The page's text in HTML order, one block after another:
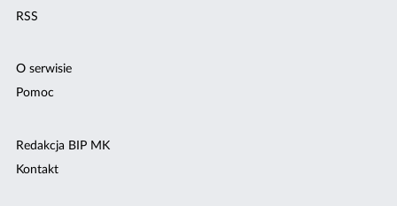
RSS
O serwisie
Pomoc
Redakcja BIP MK
Kontakt